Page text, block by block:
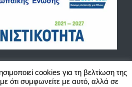
Χονδρικό εμπόριο παιχνιδιών, ζαχαρωδών και
cookies για τη βελτίωση της
ότι συμφωνείτε με αυτό, αλλά σε